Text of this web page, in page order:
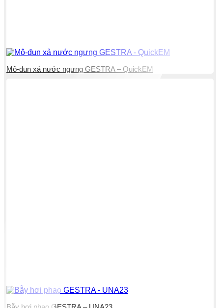
Mô-đun xả nước ngưng GESTRA – QuickEM